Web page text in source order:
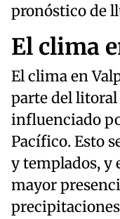
pronóstico de
El clima
El clima en
parte del
influenciado
Pacífico. Esto
y templados, y
mayor